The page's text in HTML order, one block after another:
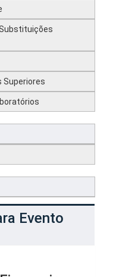
Superiores
Evento